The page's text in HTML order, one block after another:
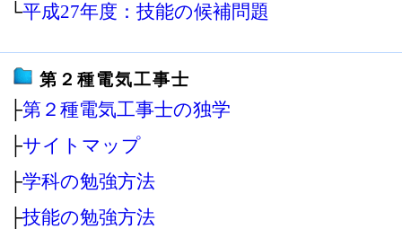
└平成27年度：技能の候補問題
第２種電気工事士
├第２種電気工事士の独学
├サイトマップ
├学科の勉強方法
├技能の勉強方法